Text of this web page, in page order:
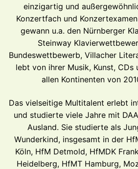
einzigartig und
Konzertfach und
gewann u.a. den Nürnberger
Steinway
Bundeswettbewerb, Villacher
lebt von ihrer Musik, Kunst, CDs
allen Kontinenten von
Das vielseitige Multitalent erlebt
und studierte viele Jahre mit
Ausland. Sie studierte als
Wunderkind, insgesamt in der
Köln, HfM Detmold, HfMDK
Heidelberg, HfMT Hamburg,